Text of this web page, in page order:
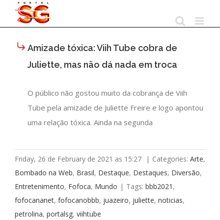
Amizade tóxica: Viih Tube cobra de
Juliette, mas não dá nada em troca
O público não gostou muito da cobrança de Viih
Tube pela amizade de Juliette Freire e logo apontou
uma relação tóxica. Ainda na segunda
Friday, 26 de February de 2021 as 15:27 | Categories: Arte,
Bombado na Web, Brasil, Destaque, Destaques, Diversão,
Entretenimento, Fofoca, Mundo | Tags: bbb2021 ,
fofocananet, fofocanobbb, juazeiro, juliette, noticias,
petrolina, portalsg, viihtube